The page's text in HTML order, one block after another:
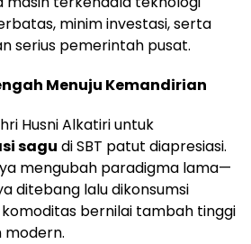
minim investasi, serta
serius pemerintah pusat.
Menuju Kemandirian
Husni Alkatiri untuk
sagu di SBT patut diapresiasi.
mengubah paradigma lama—
ditebang lalu dikonsumsi
bernilai tambah tinggi
modern.